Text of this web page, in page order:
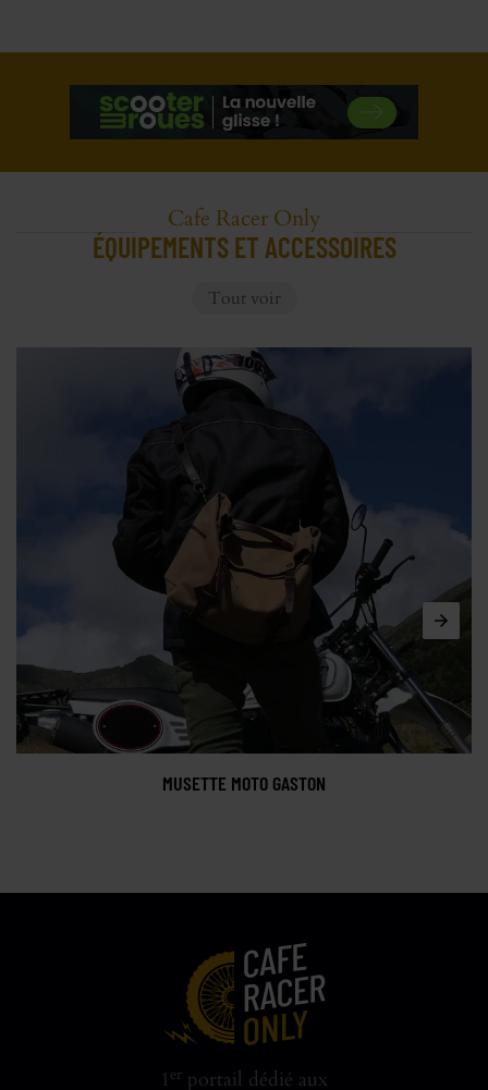
Cafe Racer Only
ÉQUIPEMENTS ET ACCESSOIRES
Tout voir
MUSETTE MOTO GASTON
1 er portail dédié aux